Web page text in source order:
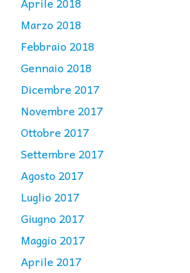
Marzo 2018
Febbraio 2018
Gennaio 2018
Dicembre 2017
Novembre 2017
Ottobre 2017
Settembre 2017
Agosto 2017
Luglio 2017
Giugno 2017
Maggio 2017
Aprile 2017